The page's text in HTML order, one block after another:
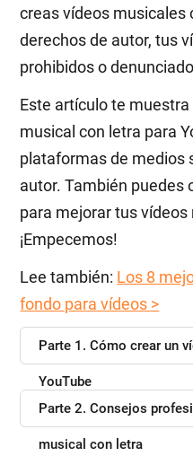
creas vídeos musicales
derechos de autor, tus
prohibidos o
Este artículo te
musical con letra para
plataformas de medios
autor. También puedes
para mejorar tus
¡Empecemos!
Lee también: Los 8
fondo para vídeos >
Parte 1. Cómo crear un
YouTube
Parte 2. Consejos
musical con letra